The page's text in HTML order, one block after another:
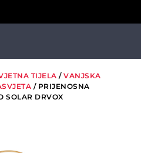
TIJELA / VANJSKA
/ PRIJENOSNA
SOLAR DRVOX